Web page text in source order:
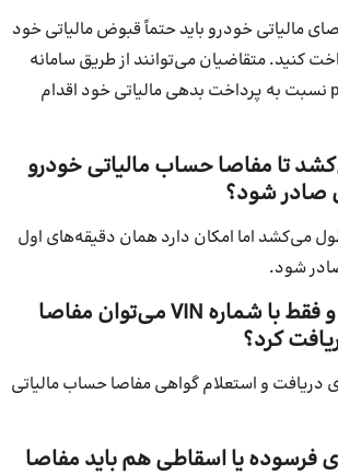
مالیاتی خودرو باید حتماً قبوض مالیاتی خود
کنید. متقاضیان می‌توانند از طریق سامانه
payments.tax.gov.ir نسبت به پرداخت بدهی مالیاتی خود اقدام
تا مفاصا حساب مالیاتی خودرو
صادر شود؟
24 ساعت طول می‌کشد اما امکان دارد همان دقیقه‌های اول
شود.
آیا بدون مد کلی و فقط با شماره VIN می‌توان مفاصا
کرد؟
دریافت و استعلام گواهی مفاصا حساب مالیاتی
فرسوده یا اسقاطی هم باید مفاصا